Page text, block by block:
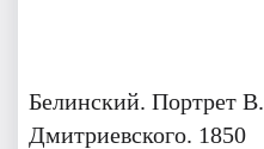
Белинский. Портрет В.
Дмитриевского. 1850